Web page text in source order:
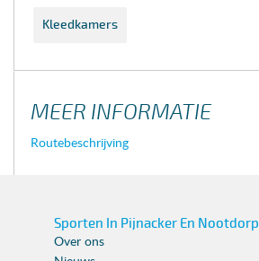
Kleedkamers
MEER INFORMATIE
Routebeschrijving
Sporten In Pijnacker En Nootdorp
Over ons